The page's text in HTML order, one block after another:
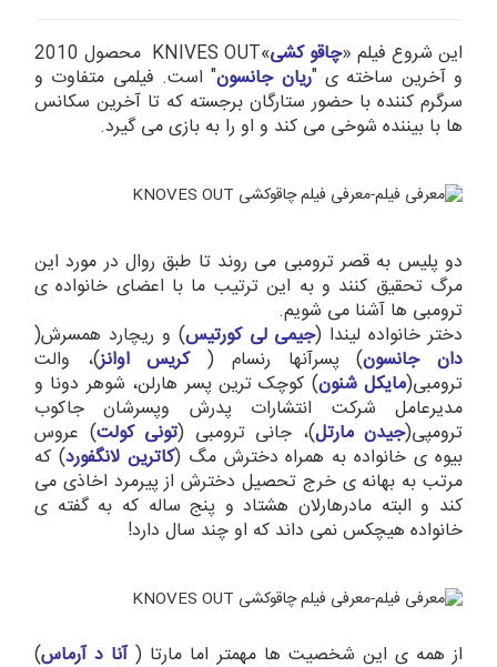
این شروع فیلم «چاقو کشی
»KNIVES OUT محصول 2010
و آخرین ساخته ی "ریان جانسون" است. فیلمی متفاوت و
سرگرم کننده با حضور ستارگان برجسته که تا آخرین سکانس
ها با بیننده شوخی می کند و او را به بازی می گیرد.
دو پلیس به قصر ترومبی می روند تا طبق روال در مورد این
مرگ تحقیق کنند و به این ترتیب ما با اعضای خانواده ی
ترومبی ها آشنا می شویم.
دختر خانواده لیندا (جیمی لی کورتیس) و ریچارد همسرش(
دان جانسون) پسرآنها رنسام (کریس اوانز)، والت
ترومبی(مایکل شنون) کوچک ‌ترین پسر هارلن، شوهر دونا و
مدیرعامل شرکت انتشارات پدرش وپسرشان جاکوب
ترومپی(جیدن مارتل)، جانی ترومبی (تونی کولت) عروس
بیوه ی خانواده به همراه دخترش مگ (کاترین لانگفورد) که
مرتب به بهانه ی خرج تحصیل دخترش از پیرمرد اخاذی می
کند و البته مادرهارلان هشتاد و پنج ساله که به گفته ی
خانواده هیچکس نمی داند که او چند سال دارد!
از همه ی این شخصیت ها مهمتر اما مارتا (آنا د آرماس)